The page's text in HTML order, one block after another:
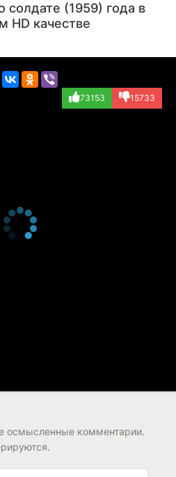
(деревенская жен...)
солдате (1959) года в
HD качестве
73153 15733
осмысленные комментарии.